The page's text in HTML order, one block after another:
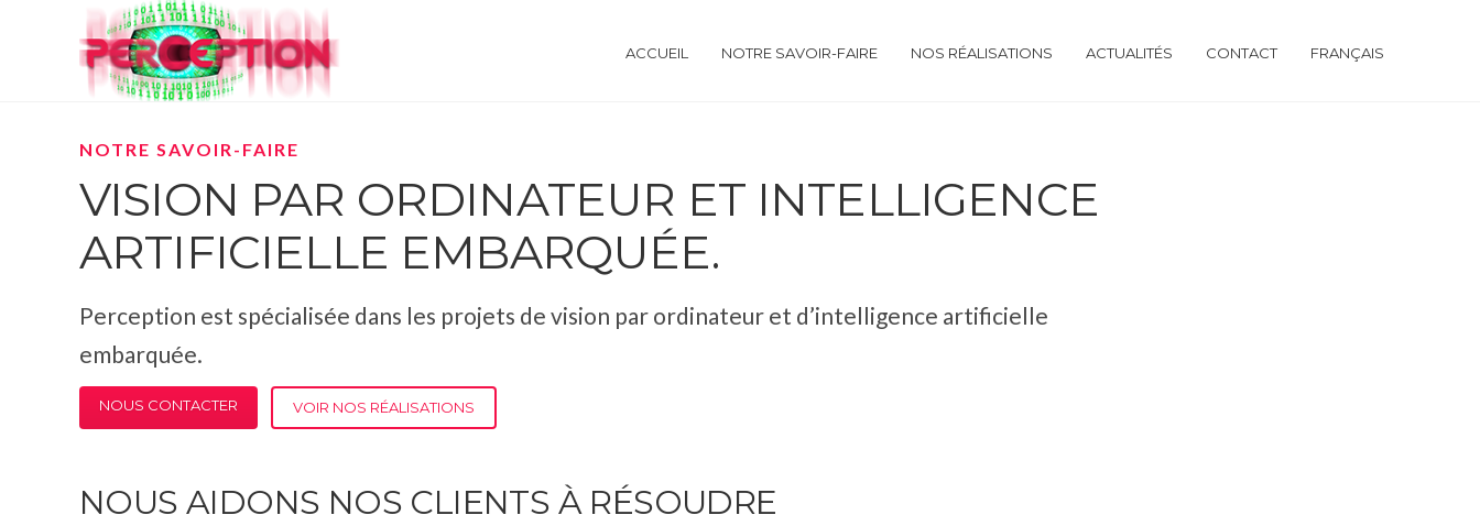
ACCUEIL NOTRE SAVOIR-FAIRE NOS RÉALISATIONS ACTUALITÉS CONTACT FRANÇAIS
NOTRE SAVOIR-FAIRE
VISION PAR ORDINATEUR ET INTELLIGENCE
ARTIFICIELLE EMBARQUÉE.
Perception est spécialisée dans les projets de vision par ordinateur et d’intelligence artificielle
embarquée.
NOUS CONTACTER VOIR NOS RÉALISATIONS
NOUS AIDONS NOS CLIENTS À RÉSOUDRE